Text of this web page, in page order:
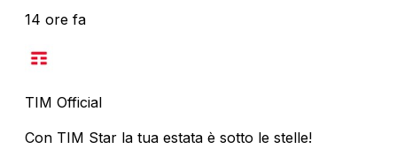
14 ore fa
TIM Official
Con TIM Star la tua estata è sotto le stelle!